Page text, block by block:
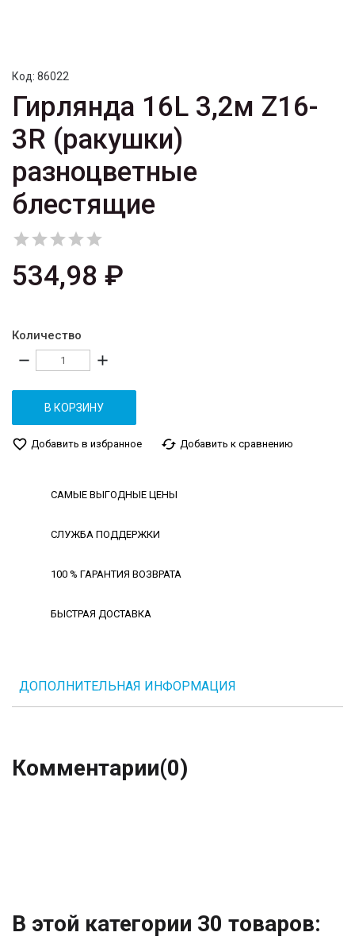
Код: 86022
Гирлянда 16L 3,2м Z16-
3R (ракушки)
разноцветные
блестящие

534,98 ₽
Количество
remove add
В КОРЗИНУ
favorite_border Добавить в избранное cached Добавить к сравнению
САМЫЕ ВЫГОДНЫЕ ЦЕНЫ
СЛУЖБА ПОДДЕРЖКИ
100 % ГАРАНТИЯ ВОЗВРАТА
БЫСТРАЯ ДОСТАВКА
ДОПОЛНИТЕЛЬНАЯ ИНФОРМАЦИЯ
Комментарии(0)
В этой категории 30 товаров: